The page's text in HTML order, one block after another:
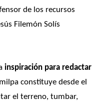
de los recursos
Filemón Solís
inspiración para redactar
constituye desde el
el terreno, tumbar,